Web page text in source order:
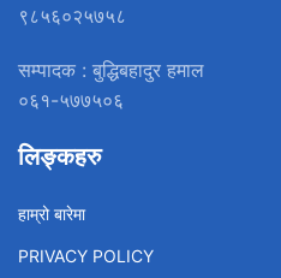
९८५६०२५७५८
सम्पादक : बुद्धिबहादुर हमाल
०६१-५७७५०६
लिङ्कहरु
हाम्रो बारेमा
PRIVACY POLICY